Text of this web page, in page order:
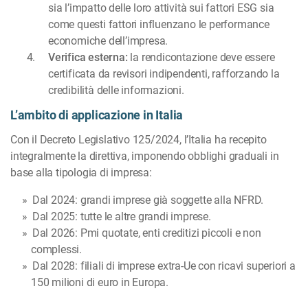
sia l’impatto delle loro attività sui fattori ESG sia
come questi fattori influenzano le performance
economiche dell’impresa.
Verifica esterna: la rendicontazione deve essere
certificata da revisori indipendenti, rafforzando la
credibilità delle informazioni.
L’ambito di applicazione in Italia
Con il Decreto Legislativo 125/2024, l’Italia ha recepito
integralmente la direttiva, imponendo obblighi graduali in
base alla tipologia di impresa:
Dal 2024: grandi imprese già soggette alla NFRD.
Dal 2025: tutte le altre grandi imprese.
Dal 2026: Pmi quotate, enti creditizi piccoli e non
complessi.
Dal 2028: filiali di imprese extra-Ue con ricavi superiori a
150 milioni di euro in Europa.